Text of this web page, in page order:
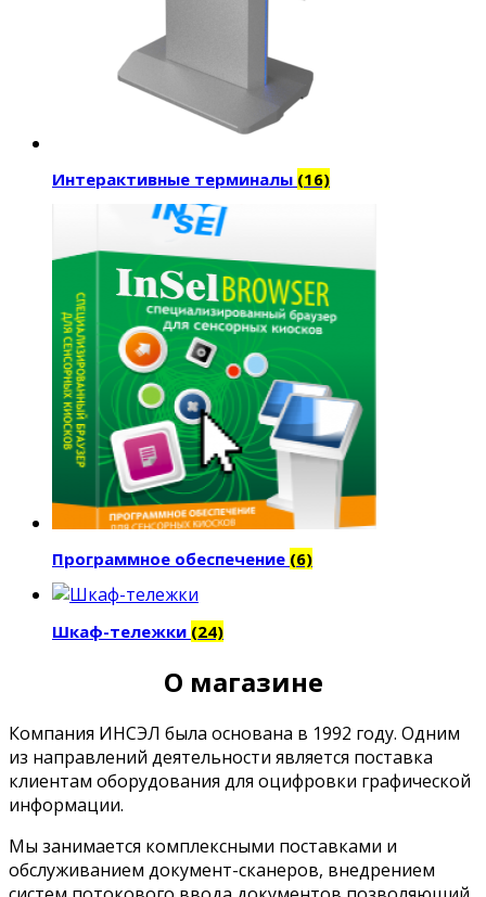
Интерактивные терминалы (16)
Программное обеспечение (6)
Шкаф-тележки (24)
О магазине
Компания ИНСЭЛ была основана в 1992 году. Одним
из направлений деятельности является поставка
клиентам оборудования для оцифровки графической
информации.
Мы занимается комплексными поставками и
обслуживанием документ-сканеров, внедрением